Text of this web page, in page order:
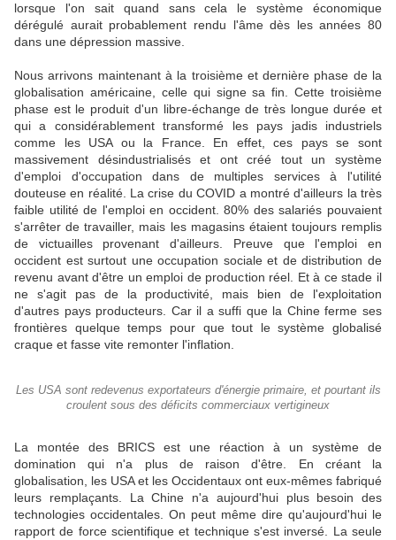
lorsque l'on sait quand sans cela le système économique
dérégulé aurait probablement rendu l'âme dès les années 80
dans une dépression massive.
Nous arrivons maintenant à la troisième et dernière phase de la
globalisation américaine, celle qui signe sa fin. Cette troisième
phase est le produit d'un libre-échange de très longue durée et
qui a considérablement transformé les pays jadis industriels
comme les USA ou la France. En effet, ces pays se sont
massivement désindustrialisés et ont créé tout un système
d'emploi d'occupation dans de multiples services à l'utilité
douteuse en réalité. La crise du COVID a montré d'ailleurs la très
faible utilité de l'emploi en occident. 80% des salariés pouvaient
s'arrêter de travailler, mais les magasins étaient toujours remplis
de victuailles provenant d'ailleurs. Preuve que l'emploi en
occident est surtout une occupation sociale et de distribution de
revenu avant d'être un emploi de production réel. Et à ce stade il
ne s'agit pas de la productivité, mais bien de l'exploitation
d'autres pays producteurs. Car il a suffi que la Chine ferme ses
frontières quelque temps pour que tout le système globalisé
craque et fasse vite remonter l'inflation.
Les USA sont redevenus exportateurs d'énergie primaire, et pourtant ils
croulent sous des déficits commerciaux vertigineux
La montée des BRICS est une réaction à un système de
domination qui n'a plus de raison d'être. En créant la
globalisation, les USA et les Occidentaux ont eux-mêmes fabriqué
leurs remplaçants. La Chine n'a aujourd'hui plus besoin des
technologies occidentales. On peut même dire qu'aujourd'hui le
rapport de force scientifique et technique s'est inversé. La seule